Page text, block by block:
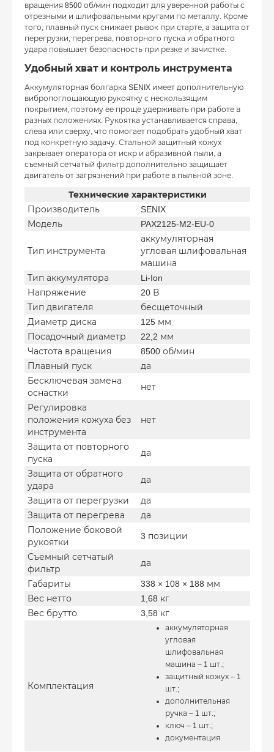
вращения 8500 об/мин подходит для уверенной работы с
отрезными и шлифовальными кругами по металлу. Кроме
того, плавный пуск снижает рывок при старте, а защита от
перегрузки, перегрева, повторного пуска и обратного
удара повышает безопасность при резке и зачистке.
Удобный хват и контроль инструмента
Аккумуляторная болгарка SENIX имеет дополнительную
вибропоглощающую рукоятку с нескользящим
покрытием, поэтому ее проще удерживать при работе в
разных положениях. Рукоятка устанавливается справа,
слева или сверху, что помогает подобрать удобный хват
под конкретную задачу. Стальной защитный кожух
закрывает оператора от искр и абразивной пыли, а
съемный сетчатый фильтр дополнительно защищает
двигатель от загрязнений при работе в пыльной зоне.
Технические характеристики
Производитель
SENIX
Модель
PAX2125-M2-EU-0
Тип инструмента
аккумуляторная
угловая шлифовальная
машина
Тип аккумулятора
Li-Ion
Напряжение
20 В
Тип двигателя
бесщеточный
Диаметр диска
125 мм
Посадочный диаметр
22,2 мм
Частота вращения
8500 об/мин
Плавный пуск
да
Бесключевая замена
оснастки
нет
Регулировка
положения кожуха без
инструмента
нет
Защита от повторного
пуска
да
Защита от обратного
удара
да
Защита от перегрузки
да
Защита от перегрева
да
Положение боковой
рукоятки
3 позиции
Съемный сетчатый
фильтр
да
Габариты
338 × 108 × 188 мм
Вес нетто
1,68 кг
Вес брутто
3,58 кг
Комплектация
аккумуляторная
угловая
шлифовальная
машина – 1 шт.;
защитный кожух – 1
шт.;
дополнительная
ручка – 1 шт.;
ключ – 1 шт.;
документация